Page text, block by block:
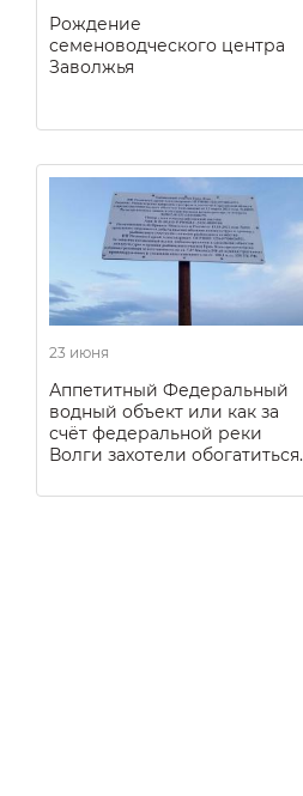
Рождение
семеноводческого центра
Заволжья
23 июня
Аппетитный Федеральный
водный объект или как за
счёт федеральной реки
Волги захотели обогатиться.